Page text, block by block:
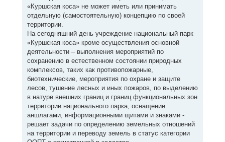
«Куршская коса» не может иметь или принимать
отдельную (самостоятельную) концепцию по своей
территории.
На сегодняшний день учреждение национальный парк
«Куршская коса» кроме осуществления основной
деятельности – выполнения мероприятий по
сохранению в естественном состоянии природных
комплексов, таких как противопожарные,
биотехнические, мероприятия по охране и защите
лесов, тушение лесных и иных пожаров, по выделению
в натуре внешних границ и границ функциональных зон
территории национального парка, оснащение
аншлагами, информационными щитами и знаками -
решает задачи по определению земельных отношений
на территории и переводу земель в статус категории